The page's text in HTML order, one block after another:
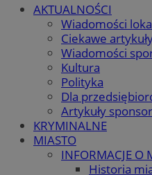
AKTUALNOŚCI
Wiadomości
Ciekawe
Wiadomości
Kultura
Polityka
Dla
Artykuły
KRYMINALNE
MIASTO
INFORMACJE O
Historia